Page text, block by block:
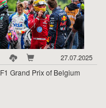
27.07.2025
F1 Grand Prix of Belgium